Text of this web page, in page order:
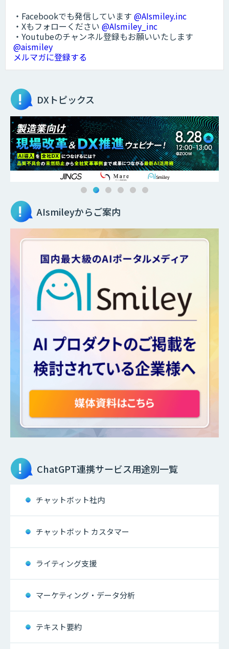
・Facebookでも発信しています @AIsmiley.inc
・Xもフォローください @AIsmiley_inc
・Youtubeのチャンネル登録もお願いいたします
@aismiley
メルマガに登録する
DXトピックス
AIsmileyからご案内
ChatGPT連携サービス用途別一覧
チャットボット社内
チャットボット カスタマー
ライティング支援
マーケティング・データ分析
テキスト要約